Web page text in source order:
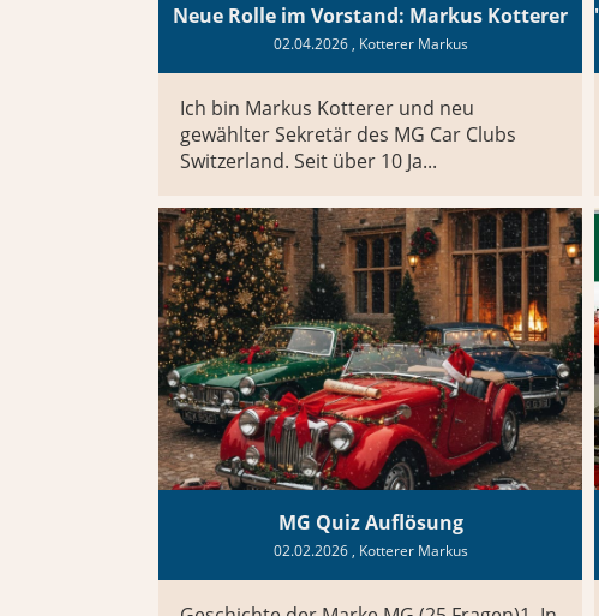
Neue Rolle im Vorstand: Markus Kotterer
02.04.2026, Kotterer Markus
Ich bin Markus Kotterer und neu
gewählter Sekretär des MG Car Clubs
Switzerland. Seit über 10 Ja...
MG Quiz Auflösung
02.02.2026, Kotterer Markus